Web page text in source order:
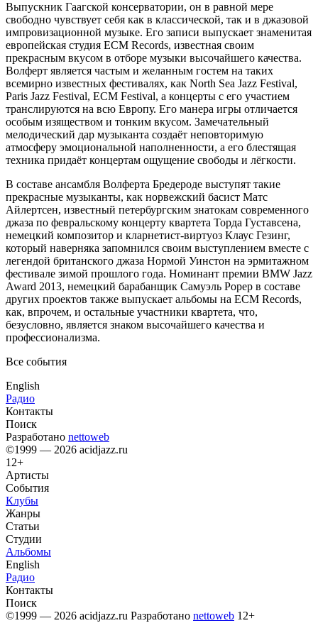
Выпускник Гаагской консерватории, он в равной мере
свободно чувствует себя как в классической, так и в джазовой
импровизационной музыке. Его записи выпускает знаменитая
европейская студия ECM Records, известная своим
прекрасным вкусом в отборе музыки высочайшего качества.
Волферт является частым и желанным гостем на таких
всемирно известных фестивалях, как North Sea Jazz Festival,
Paris Jazz Festival, ECM Festival, а концерты с его участием
транслируются на всю Европу. Его манера игры отличается
особым изяществом и тонким вкусом. Замечательный
мелодический дар музыканта создаёт неповторимую
атмосферу эмоциональной наполненности, а его блестящая
техника придаёт концертам ощущение свободы и лёгкости.
В составе ансамбля Волферта Бредероде выступят такие
прекрасные музыканты, как норвежский басист Матс
Айлертсен, известный петербургским знатокам современного
джаза по февральскому концерту квартета Торда Густавсена,
немецкий композитор и кларнетист-виртуоз Клаус Гезинг,
который наверняка запомнился своим выступлением вместе с
легендой британского джаза Нормой Уинстон на эрмитажном
фестивале зимой прошлого года. Номинант премии BMW Jazz
Award 2013, немецкий барабанщик Самуэль Рорер в составе
других проектов также выпускает альбомы на ECM Records,
как, впрочем, и остальные участники квартета, что,
безусловно, является знаком высочайшего качества и
профессионализма.
Все события
English
Радио
Контакты
Поиск
Разработано nettoweb
©1999 — 2026 acidjazz.ru
12+
Артисты
События
Клубы
Жанры
Статьи
Студии
Альбомы
English
Радио
Контакты
Поиск
©1999 — 2026 acidjazz.ru Разработано nettoweb 12+